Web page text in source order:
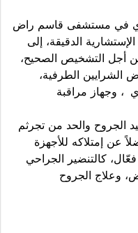
في مستشفى قاسم راض
الدقيقة، إلى
أجل التشخيص الصحيح،
الشرايين الطرفية،
، وجهاز مراقبة
الجروح والحد من تجرثم
عن إمتلاكه للأجهزة
كالتنضير الجراحي
وعلاج الجروح